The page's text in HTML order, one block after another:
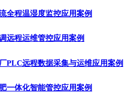
全程温湿度监控应用案例
远程运维管控应用案例
PLC远程数据采集与运维应用案例
一体化智能管控应用案例